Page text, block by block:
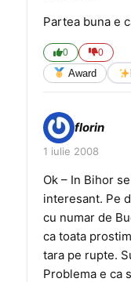
Partea buna e
0 0
Award
florin
1 iulie 2008
Ok – In Bihor
interesant. Pe
cu numar de
ca toata
tara pe rupte.
Problema e ca